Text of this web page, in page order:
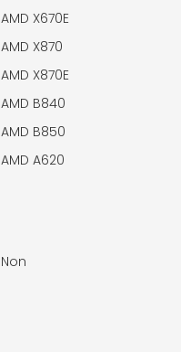
AMD X670E
AMD X870
AMD X870E
AMD B840
AMD B850
AMD A620
Non